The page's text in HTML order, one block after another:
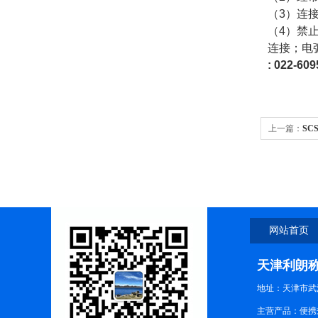
（3）连
（4）禁
连接；电
: 022-
上一篇：
网站首页
天津利朗
地址：天津市
主营产品：便